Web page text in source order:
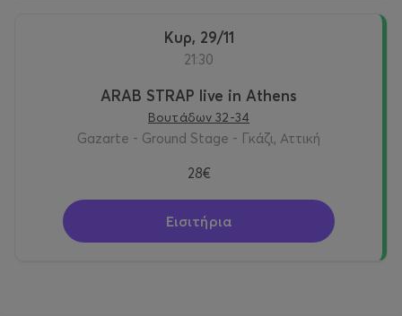
Κυρ, 29/11
21:30
ARAB STRAP live in Athens
Βουτάδων 32-34
Gazarte - Ground Stage - Γκάζι, Αττική
28€
Εισιτήρια